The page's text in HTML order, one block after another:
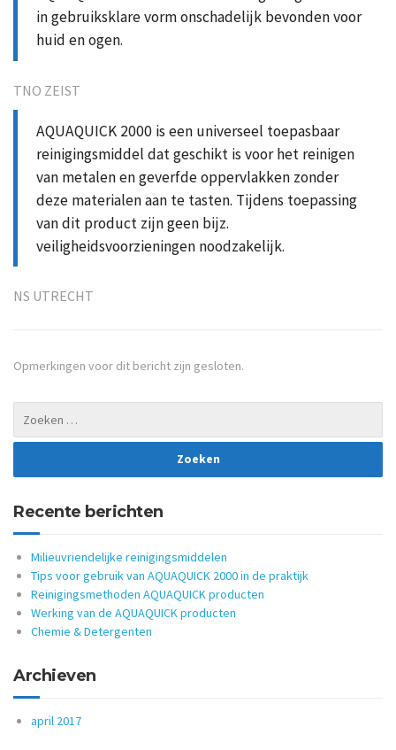
in gebruiksklare vorm onschadelijk bevonden voor
huid en ogen.
TNO ZEIST
AQUAQUICK 2000 is een universeel toepasbaar
reinigingsmiddel dat geschikt is voor het reinigen
van metalen en geverfde oppervlakken zonder
deze materialen aan te tasten. Tijdens toepassing
van dit product zijn geen bijz.
veiligheidsvoorzieningen noodzakelijk.
NS UTRECHT
Opmerkingen voor dit bericht zijn gesloten.
Recente berichten
Milieuvriendelijke reinigingsmiddelen
Tips voor gebruik van AQUAQUICK 2000 in de praktijk
Reinigingsmethoden AQUAQUICK producten
Werking van de AQUAQUICK producten
Chemie & Detergenten
Archieven
april 2017